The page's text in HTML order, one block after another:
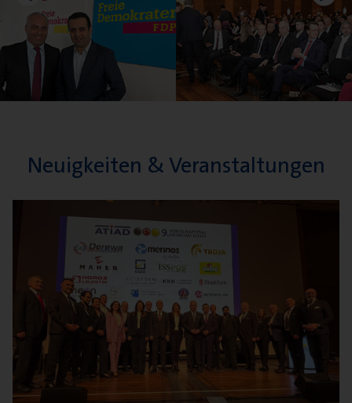
Neuigkeiten & Veranstaltungen